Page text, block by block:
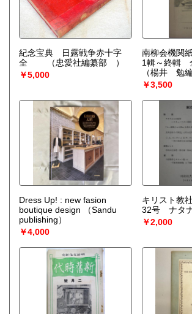
紀念宝典 日露戦争赤十字
全
（忠愛社編纂部 ）
￥5,000
南柳会機
1輯～終輯
（楊井 勉
￥3,500
Dress Up! : new fasion
boutique design
（Sandu
publishing）
￥4,000
キリスト教
32号 ナタ
￥2,000